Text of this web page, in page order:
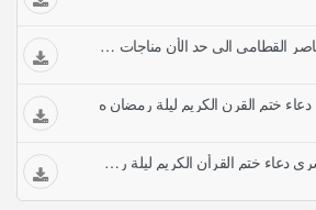
أروع دعاء للشيخ ناصر القطامى الى حد الأن مناجات رائعة جدا ليلة رمضان لا تفوت
دعاء ختم القرن الكريم ليلة رمضان ه
الشيخ ياسر الدوسري دعاء ختم القرأن الكريم ليلة رمضان ه